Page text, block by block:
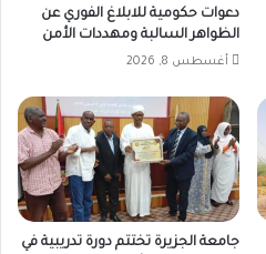
دعوات حكومية للابلاغ الفوري عن
الظواهر السالبة ومهددات الأمن
أغسطس 8, 2026
جامعة الجزيرة تختتم دورة تدريبية في